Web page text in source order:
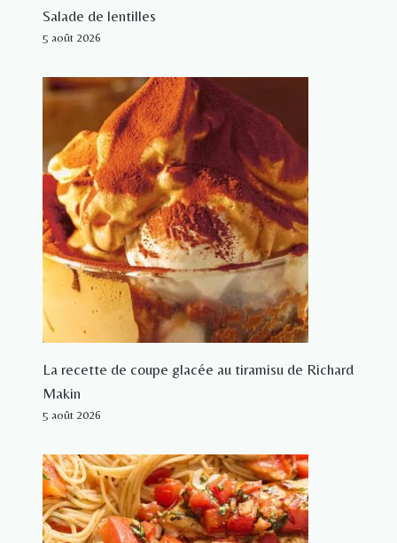
Salade de lentilles
5 août 2026
La recette de coupe glacée au tiramisu de Richard
Makin
5 août 2026